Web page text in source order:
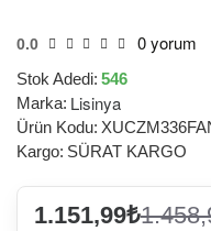
0.0 0 yorum
Stok Adedi: 546
Marka: Lisinya
Ürün Kodu:
Kargo: SÜRAT KARGO
1.151,99₺